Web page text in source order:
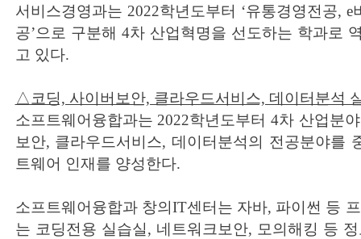
서비스경영과는 2022학년도부터 ‘유통경영전공,
공’으로 구분해 4차 산업혁명을 선도하는 학과로
고 있다.
△코딩, 사이버보안, 클라우드서비스, 데이터분석
소프트웨어융합과는 2022학년도부터 4차 산업분
보안, 클라우드서비스, 데이터분석의 전공분야를
트웨어 인재를 양성한다.
소프트웨어융합과 창의IT센터는 자바, 파이썬 등
는 코딩전용 실습실, 네트워크보안, 모의해킹 등